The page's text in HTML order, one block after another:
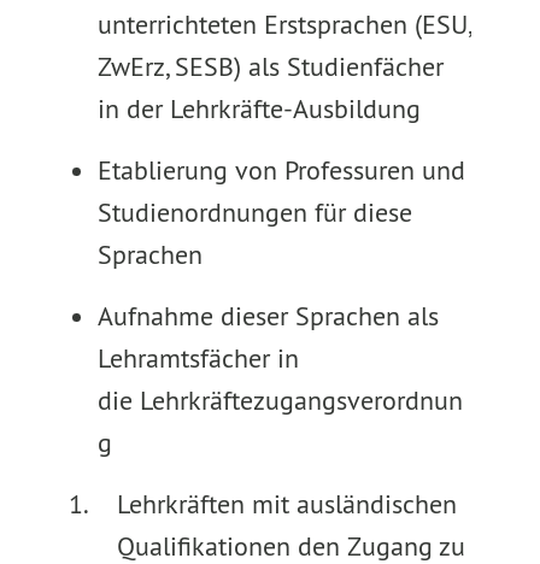
unterrichteten Erstsprachen (ESU,
ZwErz, SESB) als Studienfächer
in der Lehrkräfte-Ausbildung
Etablierung von Professuren und
Studienordnungen für diese
Sprachen
Aufnahme dieser Sprachen als
Lehramtsfächer in
die Lehrkräftezugangsverordnun
g
Lehrkräften mit ausländischen
Qualifikationen den Zugang zu